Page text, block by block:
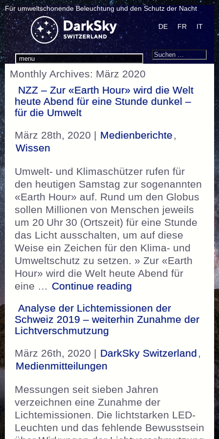
Für umweltschonende Beleuchtung und den Schutz der Nacht
menu
DE FR IT
Search
Suchen
Monthly Archives: März 2020
NZZ – Zur «Earth Hour» wird die Welt
heute Abend für eine Stunde dunkel –
für die Umwelt
März 28th, 2020 | Medienberichte ,
Wissen
Umwelt- und Klimaschützer rufen für
den heutigen Samstag zur sogenannten
«Earth Hour» auf. Rund um den Globus
sollen Millionen von Menschen jeweils
um 20 Uhr 30 (Ortszeit) für eine Stunde
das Licht ausschalten, um auf diese
Weise ein Zeichen für den Klima- und
Umweltschutz zu setzen. » Zur «Earth
Hour» wird die Welt heute Abend für
eine … Continue reading „NZZ – Zur
Analyse der Lichtemissionen der
Schweiz 2019 – weiterhin Zunahme der
Lichtverschmutzung
März 26th, 2020 | DarkSky Switzerland ,
Medienmitteilungen
Messungen seit sieben Jahren
verzeichnen eine Zunahme der
Lichtemissionen. Die lichtstarken LED-
Leuchten und das fehlende Bewusstsein